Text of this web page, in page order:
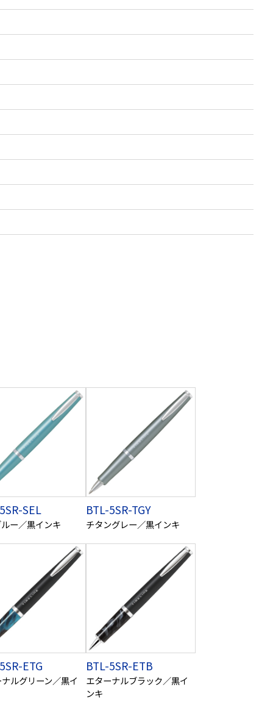
SEL
ー／黒インキ
BTL-5SR-TGY
チタングレー／黒インキ
ETG
ルグリーン／黒イ
BTL-5SR-ETB
エターナルブラック／黒イ
ンキ